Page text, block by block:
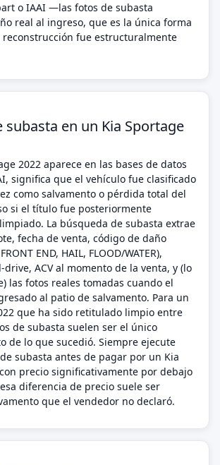
o IAAI —las fotos de subasta
real al ingreso, que es la única forma
reconstrucción fue estructuralmente
subasta en un Kia Sportage
2022 aparece en las bases de datos
significa que el vehículo fue clasificado
como salvamento o pérdida total del
si el título fue posteriormente
La búsqueda de subasta extrae
fecha de venta, código de daño
END, HAIL, FLOOD/WATER),
ACV al momento de la venta, y (lo
las fotos reales tomadas cuando el
al patio de salvamento. Para un
que ha sido retitulado limpio entre
de subasta suelen ser el único
de lo que sucedió. Siempre ejecute
subasta antes de pagar por un Kia
precio significativamente por debajo
diferencia de precio suele ser
que el vendedor no declaró.